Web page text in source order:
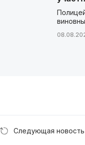
Следующая новость